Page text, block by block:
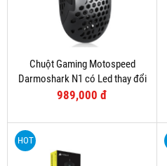
Chuột Gaming Motospeed
Darmoshark N1 có Led thay đổi
theo DPI
989,000 đ
HOT